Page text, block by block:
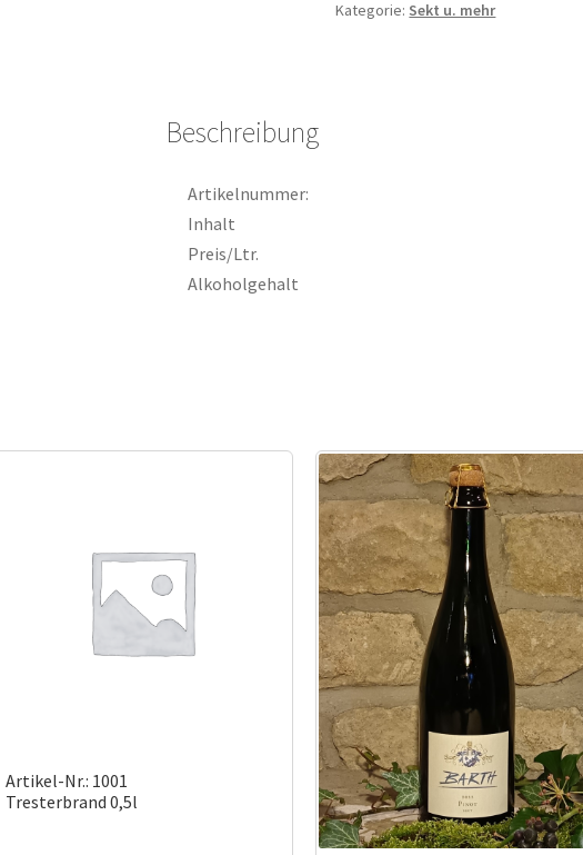
Kategorie: Sekt u. mehr
Beschreibung
Artikelnummer:
Inhalt
Preis/Ltr.
Alkoholgehalt
Artikel-Nr.: 1001
Tresterbrand 0,5l